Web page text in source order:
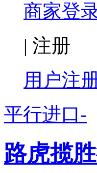
商家登
| 注册
用户注
平行进口-
路虎揽